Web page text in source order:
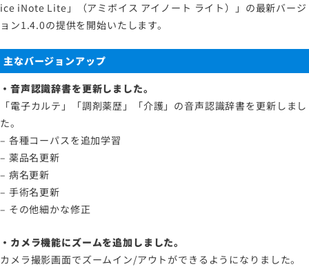
お問い合わせ
サイトマップ
サイトのご利用について
ソーシャルメディアポリシー
プライバシーポリシー
情報セキュリティポリシー
労働者派遣事業に関わる情報
メールマガジン
ice iNote Lite」（アミボイス アイノート ライト）」の最新バージ
ョン1.4.0の提供を開始いたします。
主なバージョンアップ
・音声認識辞書を更新しました。
「電子カルテ」「調剤薬歴」「介護」の音声認識辞書を更新しまし
た。
– 各種コーパスを追加学習
– 薬品名更新
– 病名更新
– 手術名更新
– その他細かな修正
・カメラ機能にズームを追加しました。
カメラ撮影画面でズームイン/アウトができるようになりました。